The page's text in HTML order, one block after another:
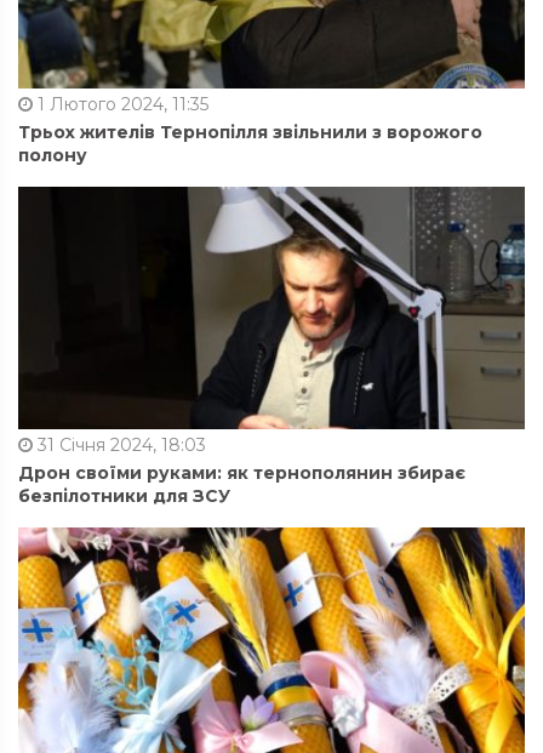
1 Лютого 2024, 11:35
Трьох жителів Тернопілля звільнили з ворожого
полону
31 Січня 2024, 18:03
Дрон своїми руками: як тернополянин збирає
безпілотники для ЗСУ